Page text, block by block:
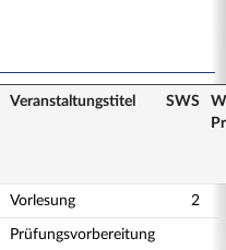
Veranstaltungs­titel SWS
Vorlesung 2
Prüfungsvorbereitung